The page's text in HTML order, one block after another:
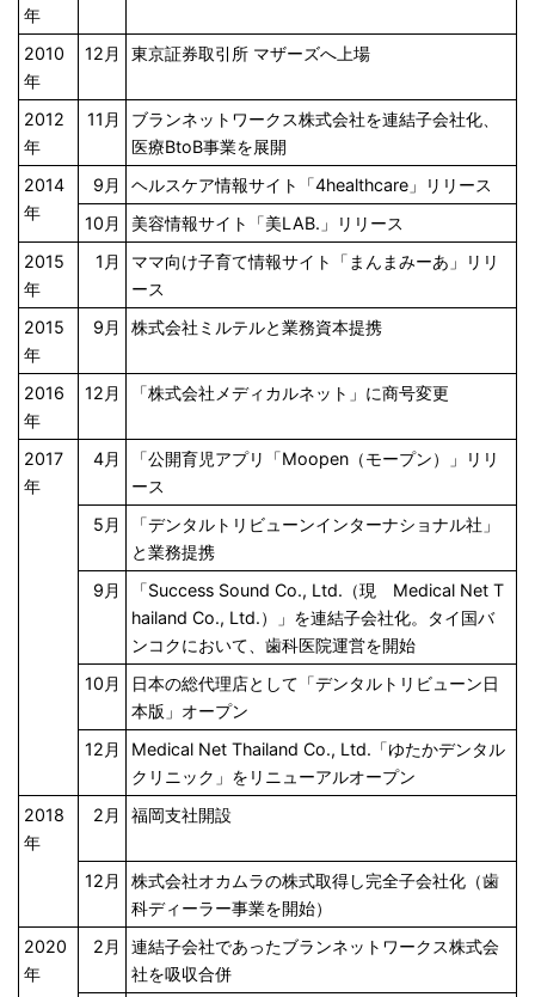
年
2010
年
12月 東京証券取引所 マザーズへ上場
2012
年
11月
ブランネットワークス株式会社を連結子会社化、
医療BtoB事業を展開
2014
年
9月
ヘルスケア情報サイト「4healthcare」リリース
10月
美容情報サイト「美LAB.」リリース
2015
年
1月
ママ向け子育て情報サイト「まんまみーあ」リリ
ース
2015
年
9月 株式会社ミルテルと業務資本提携
2016
年
12月 「株式会社メディカルネット」に商号変更
2017
年
4月
「公開育児アプリ「Moopen（モープン）」リリ
ース
5月
「デンタルトリビューンインターナショナル社」
と業務提携
9月
「Success Sound Co., Ltd.（現 Medical Net T
hailand Co., Ltd.）」を連結子会社化。タイ国バ
ンコクにおいて、歯科医院運営を開始
10月
日本の総代理店として「デンタルトリビューン日
本版」オープン
12月
Medical Net Thailand Co., Ltd.「ゆたかデンタル
クリニック」をリニューアルオープン
2018
年
2月 福岡支社開設
12月
株式会社オカムラの株式取得し完全子会社化（歯
科ディーラー事業を開始）
2020
年
2月
連結子会社であったブランネットワークス株式会
社を吸収合併